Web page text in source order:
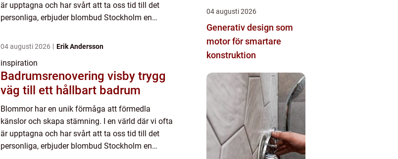
är upptagna och har svårt att ta oss tid till det
personliga, erbjuder blombud Stockholm en
04 augusti 2026 Erik Andersson
inspiration
Badrumsrenovering visby trygg
väg till ett hållbart badrum
Blommor har en unik förmåga att förmedla
känslor och skapa stämning. I en värld där vi ofta
är upptagna och har svårt att ta oss tid till det
personliga, erbjuder blombud Stockholm en
04 augusti 2026
Generativ design som
motor för smartare
konstruktion